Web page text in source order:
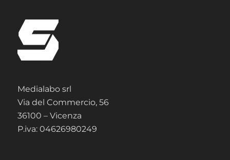
Medialabo srl
Via del Commercio, 56
36100 – Vicenza
P.iva: 04626980249